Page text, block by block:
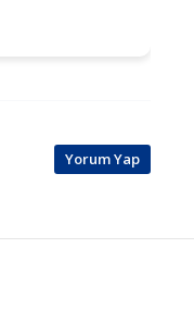
Yorum Yap